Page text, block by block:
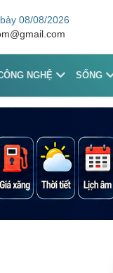
08/08/2026
NGHỆ SỐNG